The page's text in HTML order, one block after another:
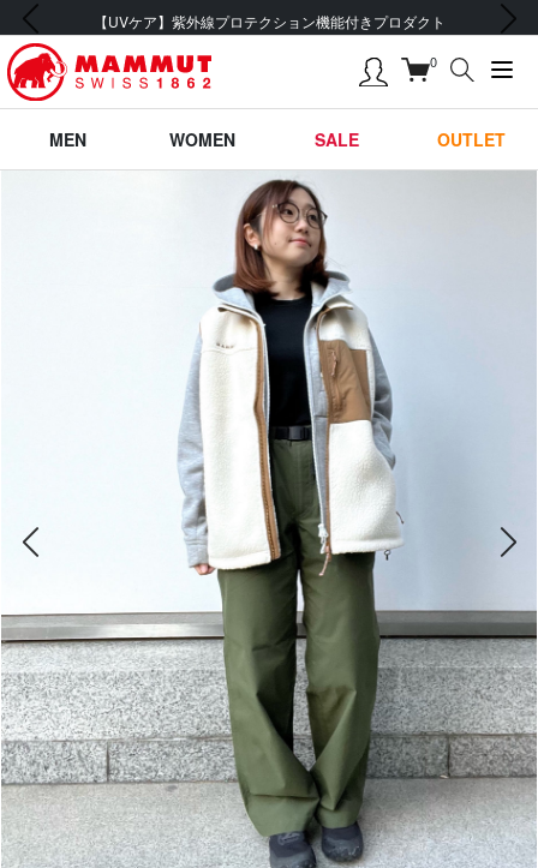
【UVケア】紫外線プロテクション機能付きプロダクト
前の画像 次の画像
0
MEN WOMEN SALE OUTLET